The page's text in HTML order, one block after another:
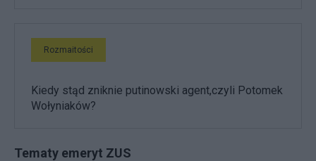
Rozmaitości
Kiedy stąd zniknie putinowski agent,czyli Potomek
Wołyniaków?
Tematy emeryt ZUS